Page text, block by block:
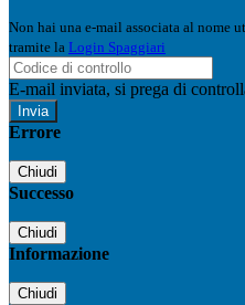
Non hai una e-mail associata al nome
tramite la Login Spaggiari
E-mail inviata, si prega di
Errore
Chiudi
Successo
Chiudi
Informazione
Chiudi